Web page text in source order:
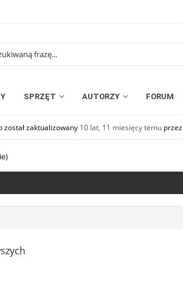
SPRZĘT AUTORZY FORUM
został zaktualizowany 10 lat, 11 miesięcy temu przez